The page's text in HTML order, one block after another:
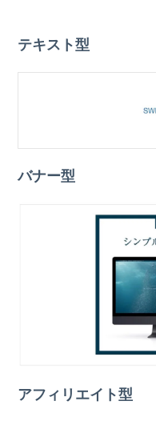
テキスト型
バナー型
アフィリエイト型